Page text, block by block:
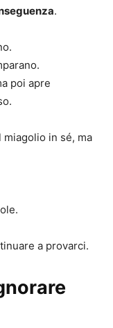
.
poi apre
in sé, ma
a provarci.